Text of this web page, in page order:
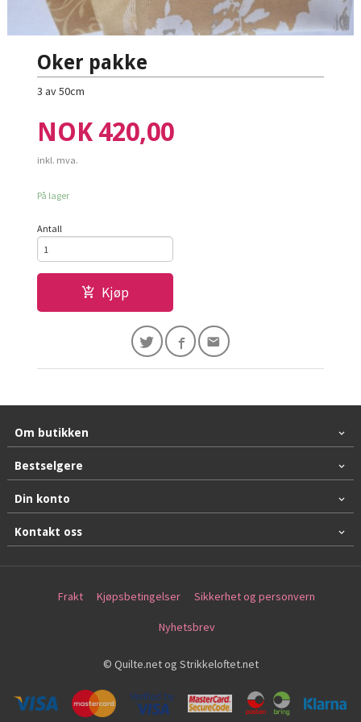
Oker pakke
3 av 50cm
Pris
NOK 420,00
inkl. mva.
På lager
Antall
Kjøp
Om butikken
Bestselgere
Din konto
Kontakt oss
Frakt Kjøpsbetingelser Sikkerhet og personvern
Nyhetsbrev
© Quilte.net og Strikkeloftet.net